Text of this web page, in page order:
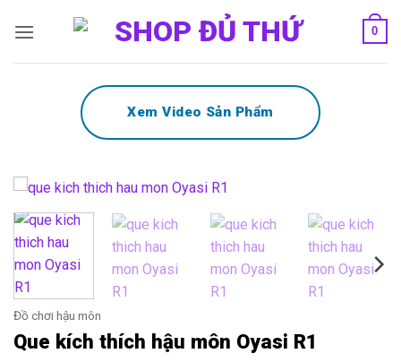
qua
0
Xem Video Sản Phẩm
Đồ chơi hậu môn
Que kích thích hậu môn Oyasi R1